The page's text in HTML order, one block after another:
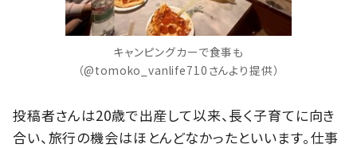
キャンピングカーで食事も
（@tomoko_vanlife710さんより提供）
投稿者さんは20歳で出産して以来、長く子育てに向き
合い、旅行の機会はほとんどなかったといいます。仕事